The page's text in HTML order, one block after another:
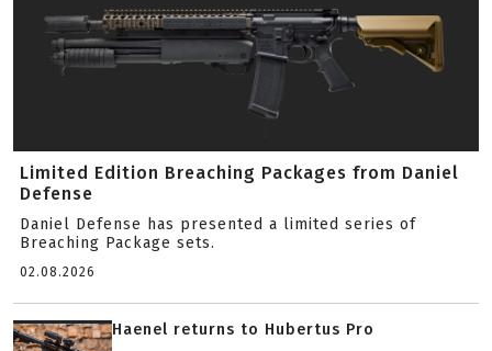
Limited Edition Breaching Packages from Daniel
Defense
Daniel Defense has presented a limited series of
Breaching Package sets.
02.08.2026
Haenel returns to Hubertus Pro